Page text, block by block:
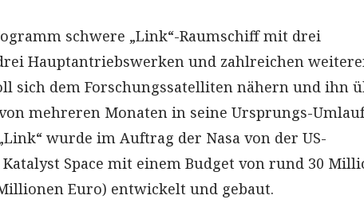
schwere „Link“-Raumschiff mit drei
Hauptantriebswerken und zahlreichen
sich dem Forschungssatelliten nähern und ihn
mehreren Monaten in seine Ursprungs-
wurde im Auftrag der Nasa von der US-
Space mit einem Budget von rund 30
Euro) entwickelt und gebaut.